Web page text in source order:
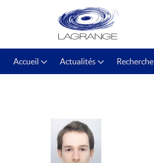
Accueil Actualités Recherche